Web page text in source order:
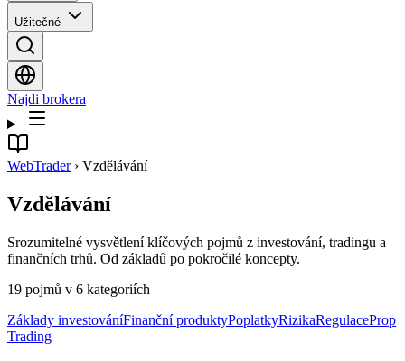
Užitečné
Najdi brokera
WebTrader › Vzdělávání
Vzdělávání
Srozumitelné vysvětlení klíčových pojmů z investování, tradingu a
finančních trhů. Od základů po pokročilé koncepty.
19 pojmů v 6 kategoriích
Základy investováníFinanční produktyPoplatkyRizikaRegulaceProp
Trading